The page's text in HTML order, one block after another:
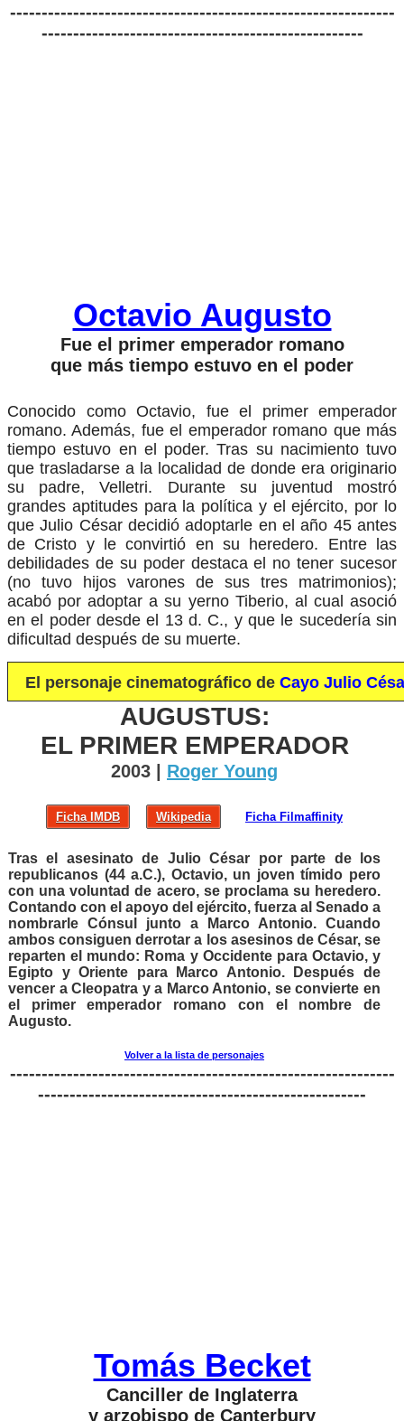
-------------------------------------------------------------
---------------------------------------------------
Octavio Augusto
Fue el primer emperador romano
que más tiempo estuvo en el poder
Conocido como Octavio, fue el primer emperador
romano. Además, fue el emperador romano que más
tiempo estuvo en el poder. Tras su nacimiento tuvo
que trasladarse a la localidad de donde era originario
su padre, Velletri. Durante su juventud mostró
grandes aptitudes para la política y el ejército, por lo
que Julio César decidió adoptarle en el año 45 antes
de Cristo y le convirtió en su heredero. Entre las
debilidades de su poder destaca el no tener sucesor
(no tuvo hijos varones de sus tres matrimonios);
acabó por adoptar a su yerno Tiberio, al cual asoció
en el poder desde el 13 d. C., y que le sucedería sin
dificultad después de su muerte.
El personaje cinematográfico de Cayo Julio
AUGUSTUS:
EL PRIMER EMPERADOR
2003 | Roger Young
Ficha IMDB Wikipedia Ficha Filmaffinity
Tras el asesinato de Julio César por parte de los
republicanos (44 a.C.), Octavio, un joven tímido pero
con una voluntad de acero, se proclama su heredero.
Contando con el apoyo del ejército, fuerza al Senado a
nombrarle Cónsul junto a Marco Antonio. Cuando
ambos consiguen derrotar a los asesinos de César, se
reparten el mundo: Roma y Occidente para Octavio, y
Egipto y Oriente para Marco Antonio. Después de
vencer a Cleopatra y a Marco Antonio, se convierte en
el primer emperador romano con el nombre de
Augusto.
Volver a la lista de personajes
-------------------------------------------------------------
----------------------------------------------------
Tomás Becket
Canciller de Inglaterra
y arzobispo de Canterbury